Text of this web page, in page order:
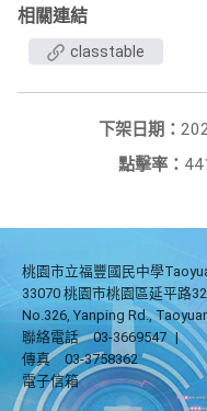
相關連結
classtable
下架日期：
點擊率：
桃園市立福豐國民中學
33070 桃園市桃園區延平路
No.326, Yanping Rd.,
聯絡電話
03-3669547 |
傳真
03-3758362
電子信箱